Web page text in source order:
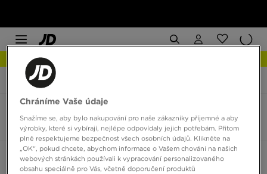
JD Sports UGG Tazzelle
UGG Tazzelle
3 produkty
Seřadit:Doporučené Filtrovat
Chráníme Vaše údaje
Snažíme se, aby bylo nakupování pro naše zákazníky příjemné a aby
výrobky, které si vybírají, nejlépe odpovídaly jejich potřebám. Přitom
plně respektujeme bezpečnost všech osobních údajů. Klikněte na
„OK“, pokud chcete, abychom informace o Vašem chování na našich
webových stránkách používali k vypracování personalizovaného
obsahu speciálně pro Vás, včetně doporučení produktů